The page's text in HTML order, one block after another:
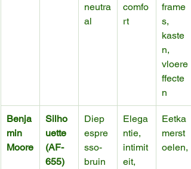
neutra
al
comfo
rt
frame
s,
kaste
n,
vloere
ffecte
n
Benja
min
Moore
Silho
uette
(AF-
655)
Diep
espre
sso-
bruin
Elega
ntie,
intimit
eit,
Eetka
merst
oelen,